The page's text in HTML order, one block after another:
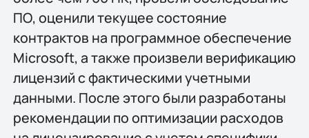
ПО, оценили текущее состояние
контрактов на программное обеспечение
Microsoft, а также произвели верификацию
лицензий с фактическими учетными
данными. После этого были разработаны
рекомендации по оптимизации расходов